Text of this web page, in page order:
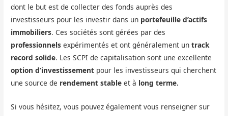
dont le but est de collecter des fonds auprès des
investisseurs pour les investir dans un portefeuille d’actifs
immobiliers. Ces sociétés sont gérées par des
professionnels expérimentés et ont généralement untrack
record solide. Les SCPI de capitalisation sont une excellente
option d’investissement pour les investisseurs qui cherchent
une source de rendement stable et à long terme.
Si vous hésitez, vous pouvez également vous renseigner sur